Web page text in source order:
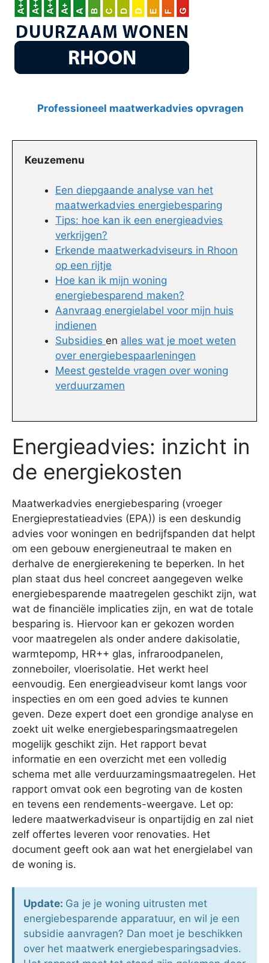
Professioneel maatwerkadvies opvragen
Keuzemenu
Een diepgaande analyse van het
maatwerkadvies energiebesparing
Tips: hoe kan ik een energieadvies
verkrijgen?
Erkende maatwerkadviseurs in Rhoon
op een rijtje
Hoe kan ik mijn woning
energiebesparend maken?
Aanvraag energielabel voor mijn huis
indienen
Subsidies en alles wat je moet weten
over energiebespaarleningen
Meest gestelde vragen over woning
verduurzamen
Energieadvies: inzicht in
de energiekosten
Maatwerkadvies energiebesparing (vroeger
Energieprestatieadvies (EPA)) is een deskundig
advies voor woningen en bedrijfspanden dat helpt
om een gebouw energieneutraal te maken en
derhalve de energierekening te beperken. In het
plan staat dus heel concreet aangegeven welke
energiebesparende maatregelen geschikt zijn, wat
wat de financiële implicaties zijn, en wat de totale
besparing is. Hiervoor kan er gekozen worden
voor maatregelen als onder andere dakisolatie,
warmtepomp, HR++ glas, infraroodpanelen,
zonneboiler, vloerisolatie. Het werkt heel
eenvoudig. Een energieadviseur komt langs voor
inspecties en om een goed advies te kunnen
geven. Deze expert doet een grondige analyse en
zoekt uit welke energiebesparingsmaatregelen
mogelijk geschikt zijn. Het rapport bevat
informatie en een overzicht met een volledig
schema met alle verduurzamingsmaatregelen. Het
rapport omvat ook een begroting van de kosten
en tevens een rendements-weergave. Let op:
Iedere maatwerkadviseur is onpartijdig en zal niet
zelf offertes leveren voor renovaties. Het
document geeft ook aan wat het energielabel van
de woning is.
Update: Ga je je woning uitrusten met
energiebesparende apparatuur, en wil je een
subsidie aanvragen? Dan moet je beschikken
over het maatwerk energiebesparingsadvies.